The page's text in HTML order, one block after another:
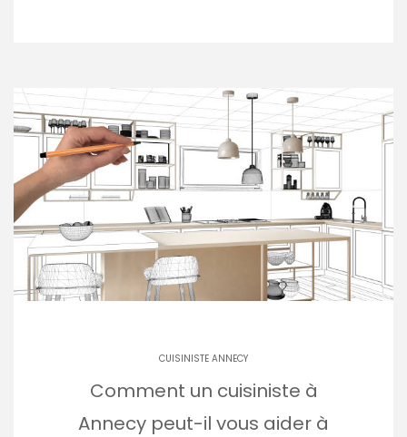
CUISINISTE ANNECY
Comment un cuisiniste à
Annecy peut-il vous aider à